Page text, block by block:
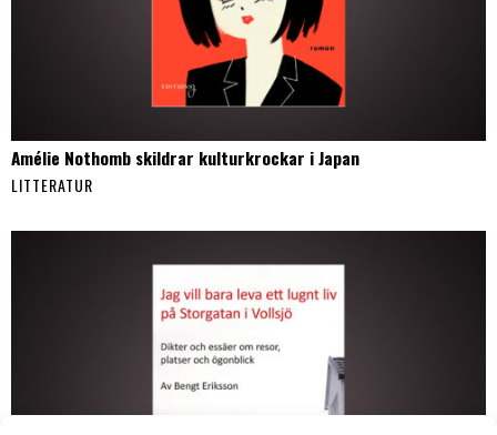
Amélie Nothomb skildrar kulturkrockar i Japan
LITTERATUR